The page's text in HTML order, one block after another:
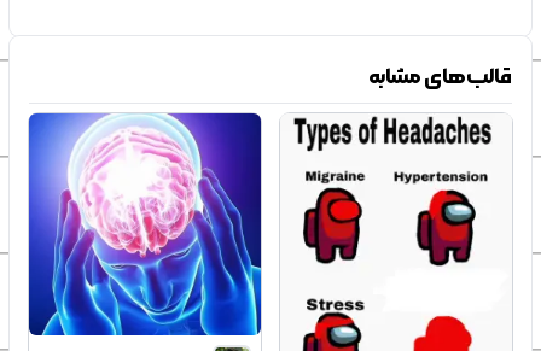
قالب‌های مشابه